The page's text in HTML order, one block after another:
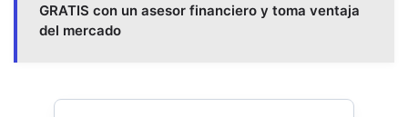
GRATIS con un asesor financiero y toma ventaja
del mercado